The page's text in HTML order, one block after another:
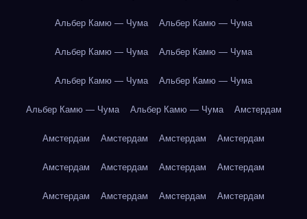
Альбер Камю — Чума Альбер Камю — Чума
Альбер Камю — Чума Альбер Камю — Чума
Альбер Камю — Чума Альбер Камю — Чума
Альбер Камю — Чума Альбер Камю — Чума Амстердам
Амстердам Амстердам Амстердам Амстердам
Амстердам Амстердам Амстердам Амстердам
Амстердам Амстердам Амстердам Амстердам